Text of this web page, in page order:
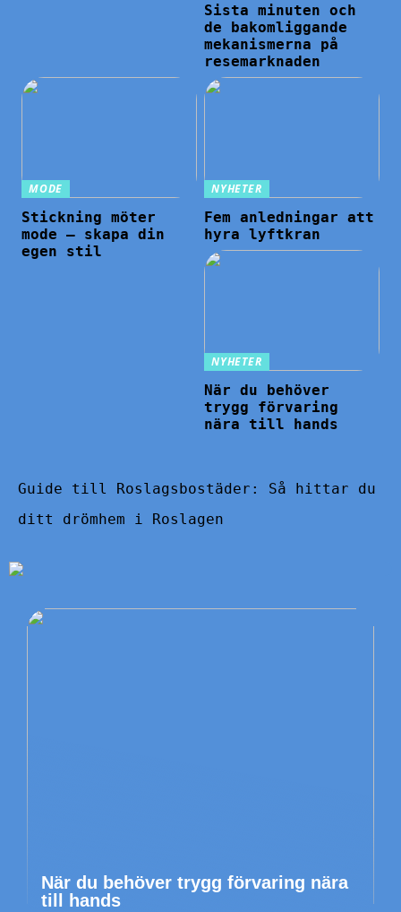
Sista minuten och
de bakomliggande
mekanismerna på
resemarknaden
MODE
Stickning möter
mode – skapa din
egen stil
NYHETER
Fem anledningar att
hyra lyftkran
NYHETER
När du behöver
trygg förvaring
nära till hands
Guide till Roslagsbostäder: Så hittar du
ditt drömhem i Roslagen
När du behöver trygg förvaring nära
till hands